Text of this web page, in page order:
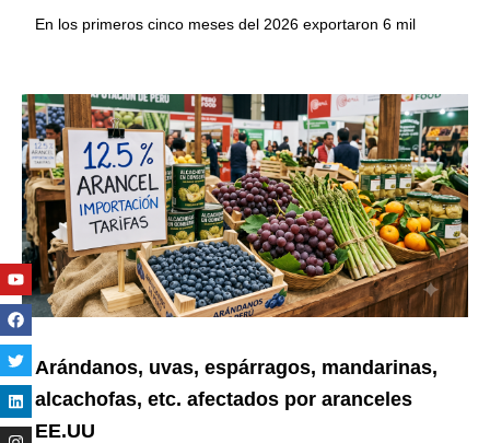
En los primeros cinco meses del 2026 exportaron 6 mil
Arándanos, uvas, espárragos, mandarinas,
alcachofas, etc. afectados por aranceles
EE.UU
Youtube
Facebook
Twitter
Linkedin
Instagram